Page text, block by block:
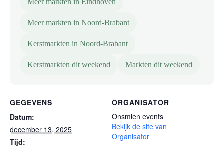
Meer markten in Noord-Brabant
Kerstmarkten in Noord-Brabant
Kerstmarkten dit weekend Markten dit weekend
GEGEVENS
Datum:
december 13, 2025
Tijd:
ORGANISATOR
Onsmien events
Bekijk de site van
Organisator